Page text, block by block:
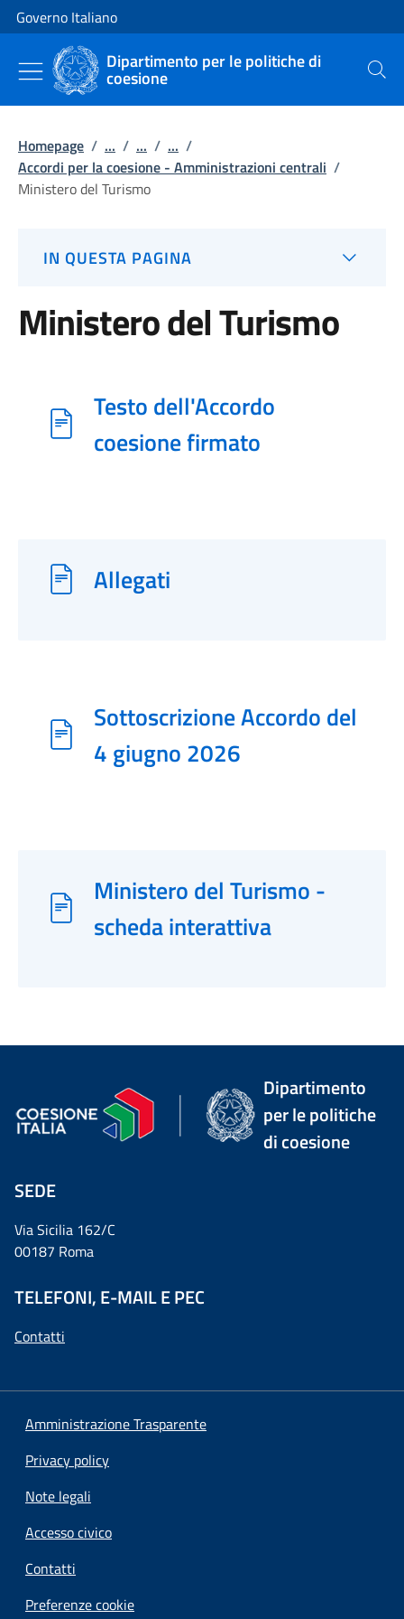
Vai al contenuto
Vai alla navigazione del sito
Governo Italiano
Dipartimento per le politiche di
coesione Cerca
Homepage / ... / ... / ... /
Accordi per la coesione - Amministrazioni centrali /
Ministero del Turismo
IN QUESTA PAGINA
Ministero del Turismo
Testo dell'Accordo
coesione firmato
Allegati
Sottoscrizione Accordo del
4 giugno 2026
Ministero del Turismo -
scheda interattiva
Dipartimento
per le politiche
di coesione
SEDE
Via Sicilia 162/C
00187 Roma
TELEFONI, E-MAIL E PEC
Contatti
Amministrazione Trasparente
Privacy policy
Note legali
Accesso civico
Contatti
Preferenze cookie